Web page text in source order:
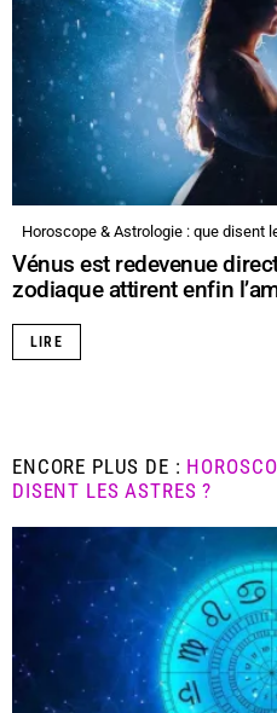
Horoscope & Astrologie : que disent
Vénus est redevenue
zodiaque attirent enfin
LIRE
ENCORE PLUS DE :
DISENT LES ASTRES ?